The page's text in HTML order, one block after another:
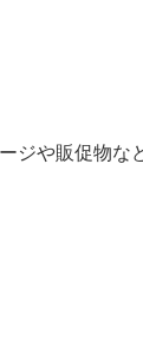
ージや販促物